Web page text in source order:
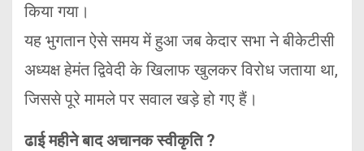
किया गया।
यह भुगतान ऐसे समय में हुआ जब केदार सभा ने बीकेटीसी
अध्यक्ष हेमंत द्विवेदी के खिलाफ खुलकर विरोध जताया था,
जिससे पूरे मामले पर सवाल खड़े हो गए हैं।
ढाई महीने बाद अचानक स्वीकृति ?